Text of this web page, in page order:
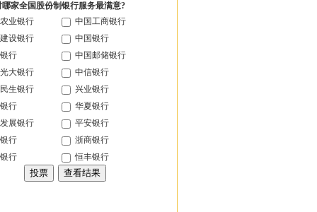
哪家全国股份制银行服务最满意?
业银行
中国工商银行
设银行
中国银行
行
中国邮储银行
大银行
中信银行
生银行
兴业银行
行
华夏银行
展银行
平安银行
行
浙商银行
行
恒丰银行